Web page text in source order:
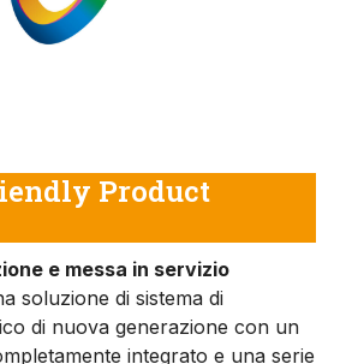
Product
e messa in servizio
soluzione di sistema di
di nuova generazione con un
integrato e una serie